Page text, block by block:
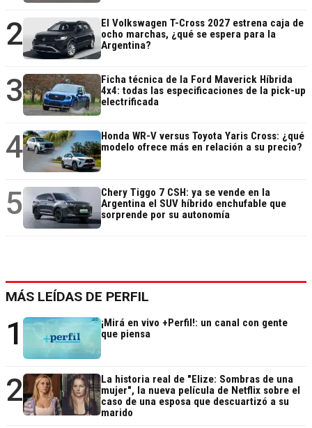
2
El Volkswagen T-Cross 2027 estrena caja de
ocho marchas, ¿qué se espera para la
Argentina?
3
Ficha técnica de la Ford Maverick Híbrida
4x4: todas las especificaciones de la pick-up
electrificada
4
Honda WR-V versus Toyota Yaris Cross: ¿qué
modelo ofrece más en relación a su precio?
5
Chery Tiggo 7 CSH: ya se vende en la
Argentina el SUV híbrido enchufable que
sorprende por su autonomía
MÁS LEÍDAS DE PERFIL
1
¡Mirá en vivo +Perfil!: un canal con gente
que piensa
2
La historia real de "Elize: Sombras de una
mujer", la nueva película de Netflix sobre el
caso de una esposa que descuartizó a su
marido